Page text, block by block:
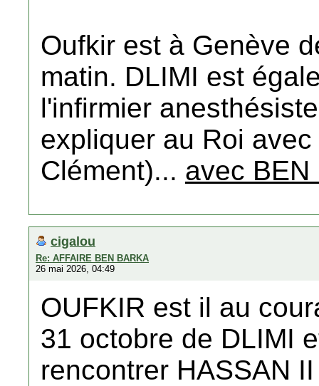
Oufkir est à Genève
matin. DLIMI est
l'infirmier
expliquer au Roi
Clément)... avec BEN
cigalou
Re: AFFAIRE BEN BARKA
26 mai 2026, 04:49
OUFKIR est il au
31 octobre de DLIMI
rencontrer HASSAN